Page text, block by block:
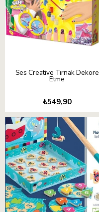
Ses Creative Tırnak Dekore
Etme
₺549,90